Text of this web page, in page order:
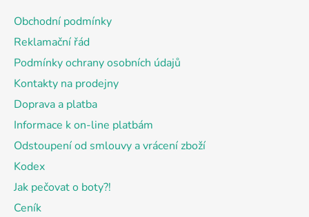
Obchodní podmínky
Reklamační řád
Podmínky ochrany osobních údajů
Kontakty na prodejny
Doprava a platba
Informace k on-line platbám
Odstoupení od smlouvy a vrácení zboží
Kodex
Jak pečovat o boty?!
Ceník